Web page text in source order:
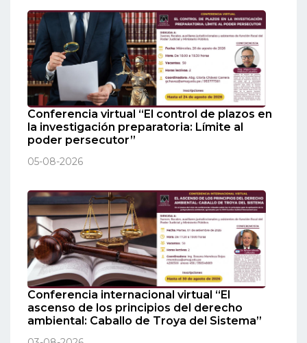
Conferencia virtual “El control de plazos en
la investigación preparatoria: Límite al
poder persecutor”
05-08-2026
Conferencia internacional virtual “El
ascenso de los principios del derecho
ambiental: Caballo de Troya del Sistema”